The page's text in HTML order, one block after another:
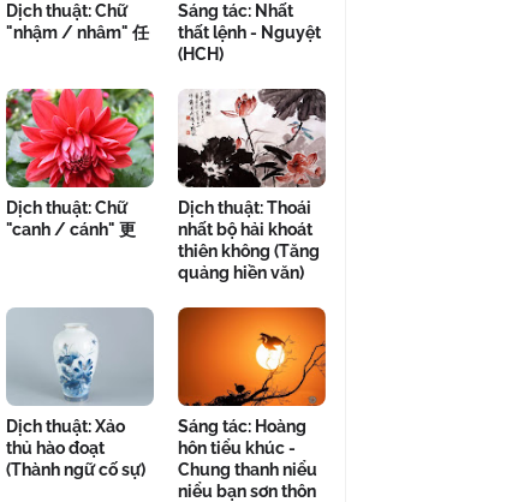
Dịch thuật: Chữ
"nhậm / nhâm" 任
Sáng tác: Nhất
thất lệnh - Nguyệt
(HCH)
Dịch thuật: Chữ
"canh / cánh" 更
Dịch thuật: Thoái
nhất bộ hải khoát
thiên không (Tăng
quảng hiền văn)
Dịch thuật: Xảo
thủ hào đoạt
(Thành ngữ cố sự)
Sáng tác: Hoàng
hôn tiểu khúc -
Chung thanh niểu
niểu bạn sơn thôn